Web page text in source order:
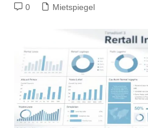
0 Mietspiegel